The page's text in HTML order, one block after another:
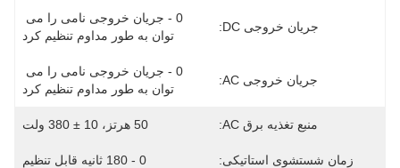
جریان خروجی DC:
توان به طور مداوم تنظیم کرد
جریان خروجی AC:
توان به طور مداوم تنظیم کرد
منبع تغذیه برق AC: 50 هرتز، 10 ± 380 ولت
زمان شستشوی استاتیکی: 0 - 180 ثانیه قابل تنظیم